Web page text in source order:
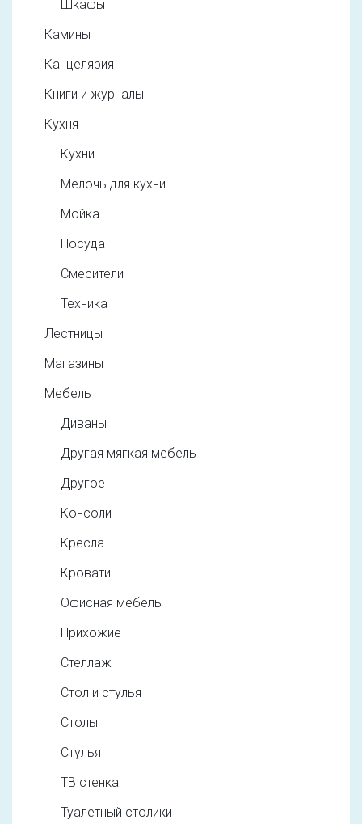
Шкафы
Камины
Канцелярия
Книги и журналы
Кухня
Кухни
Мелочь для кухни
Мойка
Посуда
Смесители
Техника
Лестницы
Магазины
Мебель
Диваны
Другая мягкая мебель
Другое
Консоли
Кресла
Кровати
Офисная мебель
Прихожие
Стеллаж
Стол и стулья
Столы
Стулья
ТВ стенка
Туалетный столики